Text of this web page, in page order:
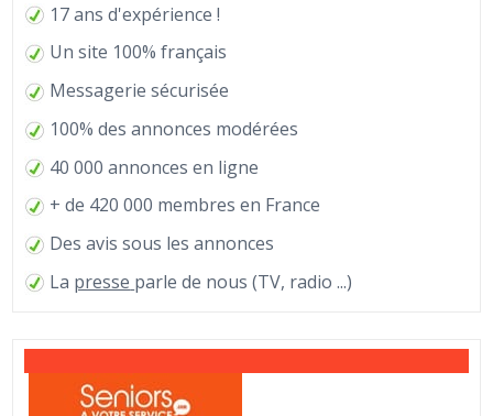
17 ans d'expérience !
Un site 100% français
Messagerie sécurisée
100% des annonces modérées
40 000 annonces en ligne
+ de 420 000 membres en France
Des avis sous les annonces
La presse parle de nous (TV, radio ...)